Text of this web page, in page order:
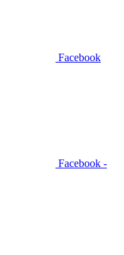
Facebook
Facebook -